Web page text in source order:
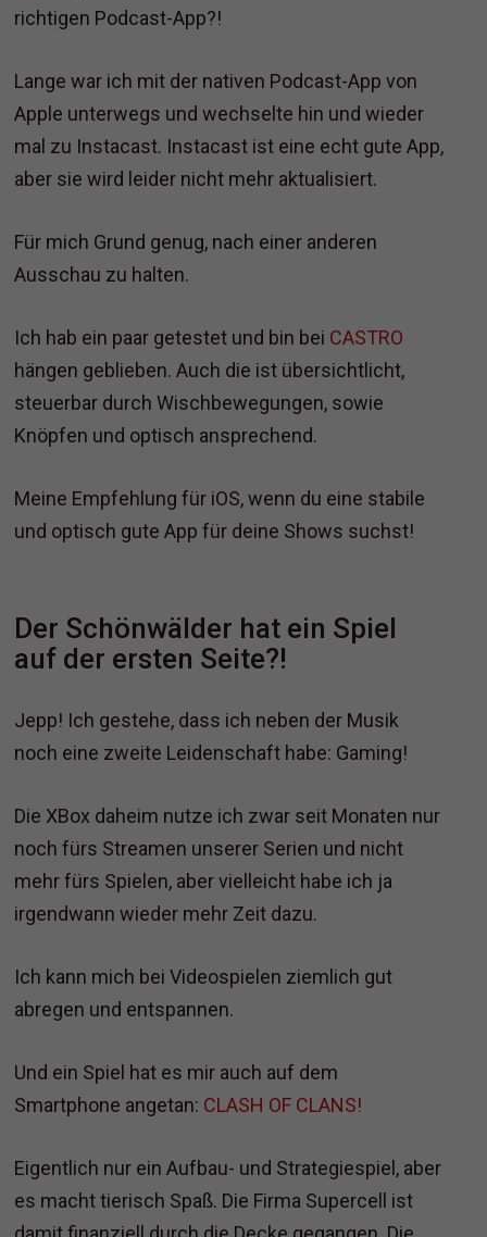
richtigen Podcast-App?!
Lange war ich mit der nativen Podcast-App von
Apple unterwegs und wechselte hin und wieder
mal zu Instacast. Instacast ist eine echt gute App,
aber sie wird leider nicht mehr aktualisiert.
Für mich Grund genug, nach einer anderen
Ausschau zu halten.
Ich hab ein paar getestet und bin bei CASTRO
hängen geblieben. Auch die ist übersichtlicht,
steuerbar durch Wischbewegungen, sowie
Knöpfen und optisch ansprechend.
Meine Empfehlung für iOS, wenn du eine stabile
und optisch gute App für deine Shows suchst!
Der Schönwälder hat ein Spiel
auf der ersten Seite?!
Jepp! Ich gestehe, dass ich neben der Musik
noch eine zweite Leidenschaft habe: Gaming!
Die XBox daheim nutze ich zwar seit Monaten nur
noch fürs Streamen unserer Serien und nicht
mehr fürs Spielen, aber vielleicht habe ich ja
irgendwann wieder mehr Zeit dazu.
Ich kann mich bei Videospielen ziemlich gut
abregen und entspannen.
Und ein Spiel hat es mir auch auf dem
Smartphone angetan: CLASH OF CLANS!
Eigentlich nur ein Aufbau- und Strategiespiel, aber
es macht tierisch Spaß. Die Firma Supercell ist